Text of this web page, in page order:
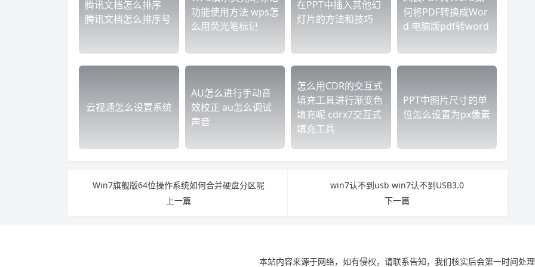
腾讯文档怎么排序
腾讯文档怎么排序号
功能使用方法 wps怎
么用荧光笔标记
在PPT中插入其他幻
灯片的方法和技巧
何将PDF转换成Wor
d 电脑版pdf转word
云视通怎么设置系统
AU怎么进行手动音
效校正 au怎么调试
声音
怎么用CDR的交互式
填充工具进行渐变色
填充呢 cdrx7交互式
填充工具
PPT中图片尺寸的单
位怎么设置为px像素
Win7旗舰版64位操作系统如何合并硬盘分区呢
上一篇
win7认不到usb win7认不到USB3.0
下一篇
本站内容来源于网络，如有侵权，请联系告知，我们核实后会第一时间处